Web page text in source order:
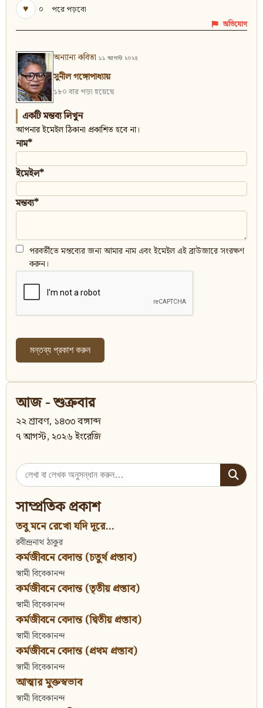
♥
০ পরে পড়বো
অভিযোগ
অন্যান্য কবিতা ১১ আগস্ট ২০২৪
সুনীল গঙ্গোপাধ্যায়
১৮০ বার পড়া হয়েছে
একটি মন্তব্য লিখুন
আপনার ইমেইল ঠিকানা প্রকাশিত হবে না।
নাম*
ইমেইল*
মন্তব্য*
পরবর্তীতে মন্তব্যের জন্য আমার নাম এবং ইমেইল এই ব্রাউজারে সংরক্ষণ
করুন।
আজ - শুক্রবার
২২ শ্রাবণ, ১৪৩৩ বঙ্গাব্দ
৭ আগস্ট, ২০২৬ ইংরেজি
Search
for:
সাম্প্রতিক প্রকাশ
তবু মনে রেখো যদি দূরে...
রবীন্দ্রনাথ ঠাকুর
কর্মজীবনে বেদান্ত (চতুর্থ প্রস্তাব)
স্বামী বিবেকানন্দ
কর্মজীবনে বেদান্ত (তৃতীয় প্রস্তাব)
স্বামী বিবেকানন্দ
কর্মজীবনে বেদান্ত (দ্বিতীয় প্রস্তাব)
স্বামী বিবেকানন্দ
কর্মজীবনে বেদান্ত (প্রথম প্রস্তাব)
স্বামী বিবেকানন্দ
আত্মার মুক্তস্বভাব
স্বামী বিবেকানন্দ